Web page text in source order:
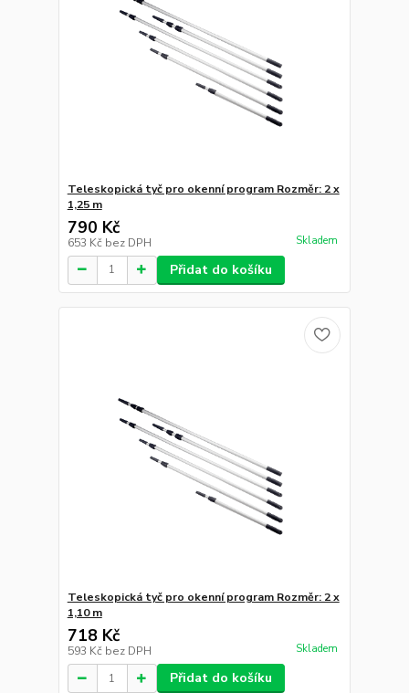
Teleskopická tyč pro okenní program Rozměr: 2 x
1,25 m
790 Kč
653 Kč bez DPH Skladem
Přidat do košíku
Teleskopická tyč pro okenní program Rozměr: 2 x
1,10 m
718 Kč
593 Kč bez DPH Skladem
Přidat do košíku